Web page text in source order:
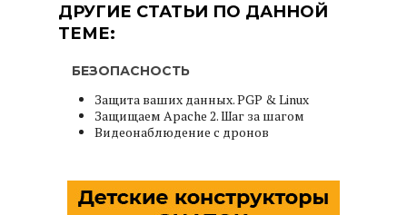
ДРУГИЕ СТАТЬИ ПО ДАННОЙ
ТЕМЕ:
БЕЗОПАСНОСТЬ
Защита ваших данных. PGP & Linux
Защищаем Apache 2. Шаг за шагом
Видеонаблюдение с дронов